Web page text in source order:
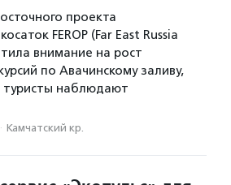
проекта
FEROP (Far East Russia
внимание на рост
по Авачинскому заливу,
туристы наблюдают
· Камчатский кр.